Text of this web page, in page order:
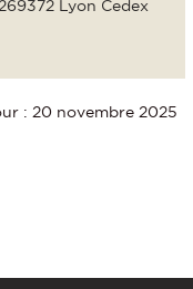
Lyon Cedex
: 20 novembre 2025